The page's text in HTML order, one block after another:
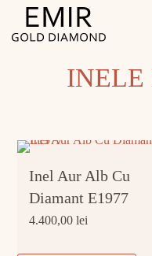
INELE
Inel Aur Alb Cu
Diamant E1977
4.400,00lei